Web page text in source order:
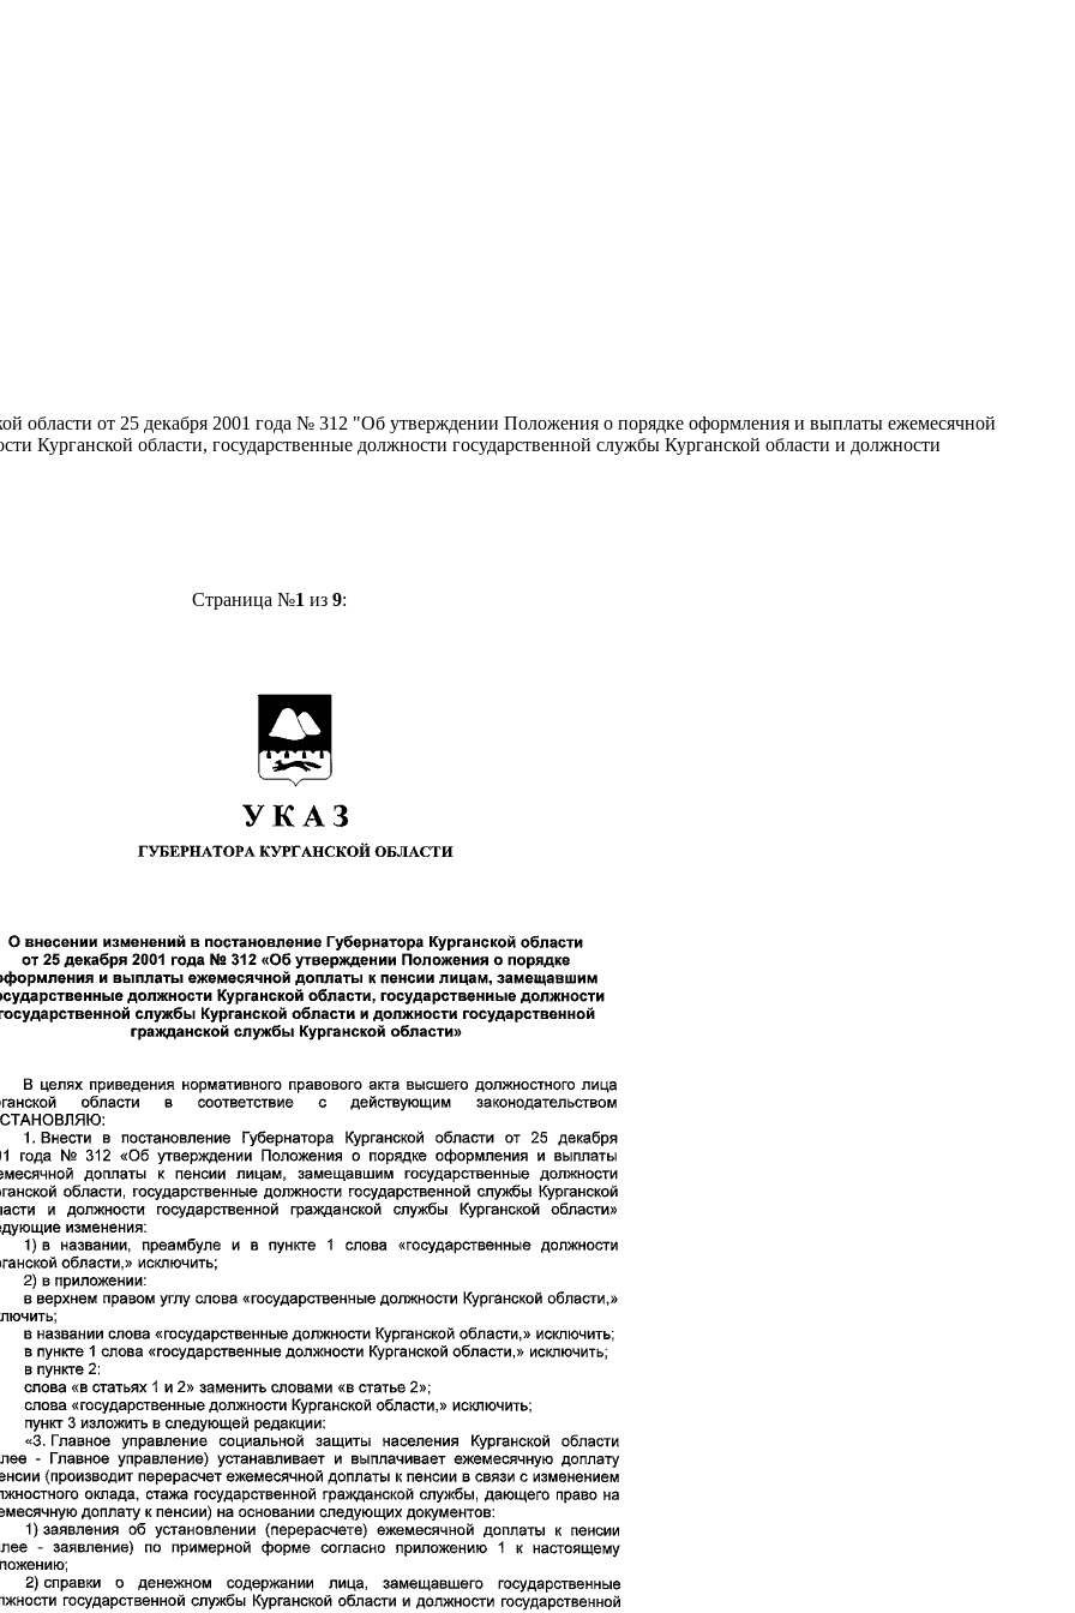
области от 25 декабря 2001 года № 312 "Об утверждении Положения о порядке оформления и выплаты ежемесячной
Курганской области, государственные должности государственной службы Курганской области и должности
Страница №1 из 9: